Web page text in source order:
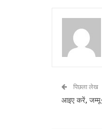
पिछला लेख
आइए करें,